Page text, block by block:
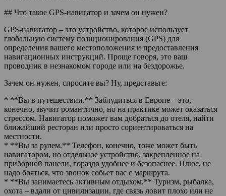
## Что такое GPS-навигатор и зачем он нужен?
GPS-навигатор – это устройство, которое использует
глобальную систему позиционирования (GPS) для
определения вашего местоположения и предоставления
навигационных инструкций. Проще говоря, это ваш
проводник в незнакомом городе или на бездорожье.
Зачем он нужен, спросите вы? Ну, представьте:
* **Вы в путешествии.** Заблудиться в Европе – это,
конечно, звучит романтично, но на практике может оказаться
стрессом. Навигатор поможет вам добраться до отеля, найти
ближайший ресторан или просто сориентироваться на
местности.
* **Вы за рулем.** Телефон, конечно, тоже может быть
навигатором, но отдельное устройство, закрепленное на
приборной панели, гораздо удобнее и безопаснее. Плюс, не
надо бояться, что звонок собьет вас с маршрута.
* **Вы занимаетесь активным отдыхом.** Туризм, рыбалка,
охота – вдали от цивилизации, где связь ловит плохо или не